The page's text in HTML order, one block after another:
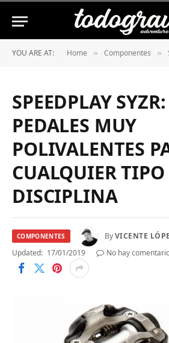
YOU ARE AT: Home » Componentes »
SPEEDPLAY
PEDALES MUY
POLIVALENTES
CUALQUIER TIPO
DISCIPLINA
COMPONENTES ByVICENTE
Updated: 17/01/2019 No hay